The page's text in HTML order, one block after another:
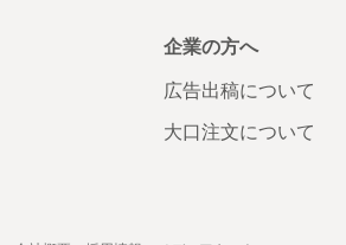
企業の方へ
広告出稿について
大口注文について